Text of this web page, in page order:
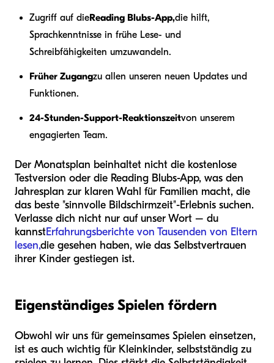
Zugriff auf dieReading Blubs-App,die hilft,
Sprachkenntnisse in frühe Lese- und
Schreibfähigkeiten umzuwandeln.
Früher Zugangzu allen unseren neuen Updates und
Funktionen.
24-Stunden-Support-Reaktionszeitvon unserem
engagierten Team.
Der Monatsplan beinhaltet nicht die kostenlose
Testversion oder die Reading Blubs-App, was den
Jahresplan zur klaren Wahl für Familien macht, die
das beste "sinnvolle Bildschirmzeit"-Erlebnis suchen.
Verlasse dich nicht nur auf unser Wort – du
kannstErfahrungsberichte von Tausenden von Eltern
lesen,die gesehen haben, wie das Selbstvertrauen
ihrer Kinder gestiegen ist.
Eigenständiges Spielen fördern
Obwohl wir uns für gemeinsames Spielen einsetzen,
ist es auch wichtig für Kleinkinder, selbstständig zu